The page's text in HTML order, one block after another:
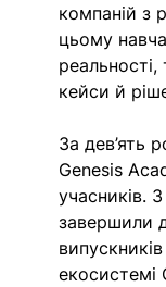
компаній з
цьому
кейси й
За дев’ять
Genesis
учасників.
завершили